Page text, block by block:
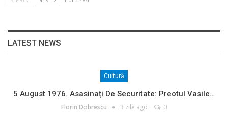
LATEST NEWS
Cultură
5 August 1976. Asasinați De Securitate: Preotul Vasile…
Florin Dobrescu 3 zile ago 0